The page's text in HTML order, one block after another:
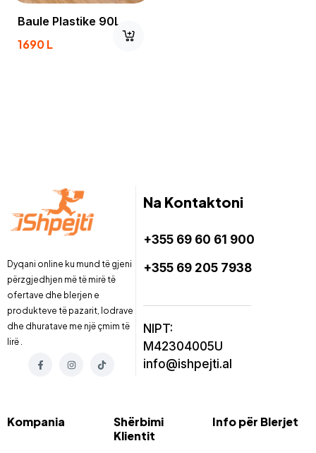
Baule Plastike 90L
1690L
Dyqani online ku mund të gjeni
përzgjedhjen më të mirë të
ofertave dhe blerjen e
produkteve të pazarit, lodrave
dhe dhuratave me një çmim të
lirë .
Na Kontaktoni
+355 69 60 61 900
+355 69 205 7938
NIPT:
M42304005U
info@ishpejti.al
Kompania
Shërbimi
Klientit
Info për Blerjet